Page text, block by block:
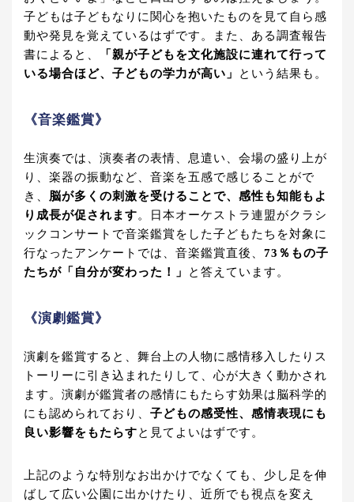
子どもは子どもなりに関心を抱いたものを見て自ら感
動や発見を覚えているはずです。また、ある調査報告
書によると、
「親が子どもを文化施設に連れて行って
いる場合ほど、子どもの学力が高い」
という結果も。
《音楽鑑賞》
生演奏では、演奏者の表情、息遣い、会場の盛り上が
り、楽器の振動など、音楽を五感で感じることがで
き、 脳が多くの刺激を受けることで、感性も知能もよ
り成長が促されます。日本オーケストラ連盟がクラシ
ックコンサートで音楽鑑賞をした子どもたちを対象に
行なったアンケートでは、音楽鑑賞直後、 73％もの子
たちが「自分が変わった！」
と答えています。
《演劇鑑賞》
演劇を鑑賞すると、舞台上の人物に感情移入したりス
トーリーに引き込まれたりして、心が大きく動かされ
ます。演劇が鑑賞者の感情にもたらす効果は脳科学的
にも認められており、 子どもの感受性、感情表現にも
良い影響をもたらすと見てよいはずです。
上記のような特別なお出かけでなくても、少し足を伸
ばして広い公園に出かけたり、近所でも視点を変え